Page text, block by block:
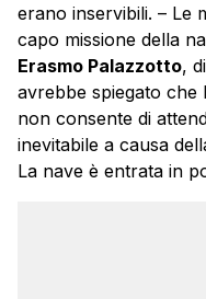
erano inservibili. – Le
capo missione della
Erasmo Palazzotto,
avrebbe spiegato che
non consente di
inevitabile a causa
La nave è entrata in